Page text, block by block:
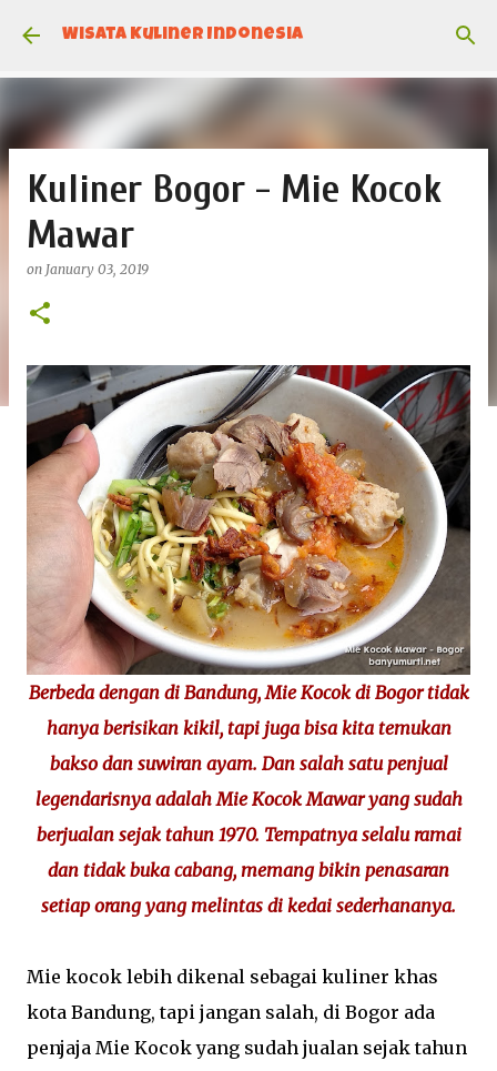
Skip to main content
Wisata Kuliner Indonesia
Kuliner Bogor - Mie Kocok
Mawar
on January 03, 2019
Berbeda dengan di Bandung, Mie Kocok di Bogor tidak
hanya berisikan kikil, tapi juga bisa kita temukan
bakso dan suwiran ayam. Dan salah satu penjual
legendarisnya adalah Mie Kocok Mawar yang sudah
berjualan sejak tahun 1970. Tempatnya selalu ramai
dan tidak buka cabang, memang bikin penasaran
setiap orang yang melintas di kedai sederhananya.
Mie kocok lebih dikenal sebagai kuliner khas
kota Bandung, tapi jangan salah, di Bogor ada
penjaja Mie Kocok yang sudah jualan sejak tahun